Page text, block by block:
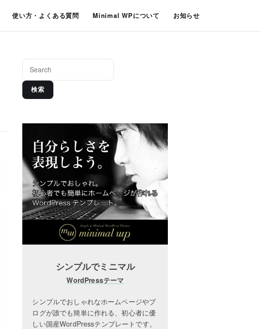
使い方・よくある質問 Minimal WPについて お知らせ
検索
シンプルでミニマル
WordPressテーマ
シンプルでおしゃれなホームページやブ
ログが誰でも簡単に作れる、初心者に優
しい国産WordPressテンプレートです。